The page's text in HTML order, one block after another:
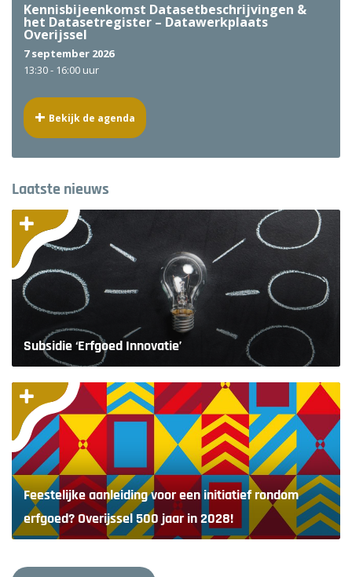
Kennisbijeenkomst Datasetbeschrijvingen &
het Datasetregister – Datawerkplaats
Overijssel
7 september 2026
13:30 - 16:00 uur
Bekijk de agenda
Laatste nieuws
Subsidie ‘Erfgoed Innovatie’
Feestelijke aanleiding voor een initiatief rondom
erfgoed? Overijssel 500 jaar in 2028!